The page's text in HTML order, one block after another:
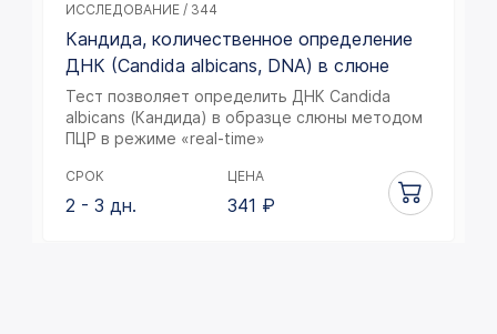
ИССЛЕДОВАНИЕ / 344
Кандида, количественное определение
ДНК (Candida albicans, DNA) в слюне
Тест позволяет определить ДНК Candida
albicans (Кандида) в образце слюны методом
ПЦР в режиме «real-time»
СРОК
2 - 3 дн.
ЦЕНА
341 ₽